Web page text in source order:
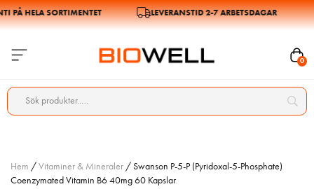
HELA SORTIMENTET LEVERANSTID 2-7 ARBETSDAGAR
0
Hem /Vitaminer & Mineraler / Swanson P-5-P (Pyridoxal-5-Phosphate)
Coenzymated Vitamin B6 40mg 60 Kapslar